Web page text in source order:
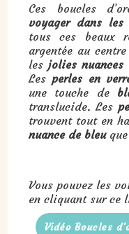
Ces boucles
voyager dans les
tous ces beaux
argentée au
lesjolies
Les perles en
une touche de
translucide. Les
trouvent tout en
nuance de bleu
Vous pouvez les
en cliquant sur ce
Vidéo Boucles